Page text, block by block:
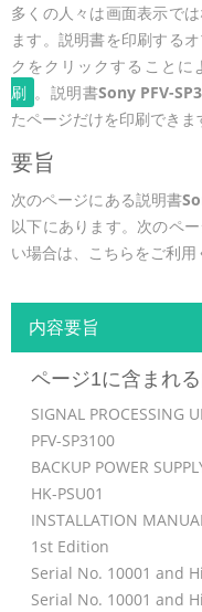
多くの人々は画面表示で
ます。説明書を印刷する
クをクリックすること
刷 。説明書Sony PFV-
たページだけを印刷できま
要旨
次のページにある説明書
以下にあります。次のペ
い場合は、こちらをご利用
内容要旨
ページ1に含まれ
SIGNAL PROCESSING
PFV-SP3100
BACKUP POWER
HK-PSU01
INSTALLATION
1st Edition
Serial No. 10001 and
Serial No. 10001 and